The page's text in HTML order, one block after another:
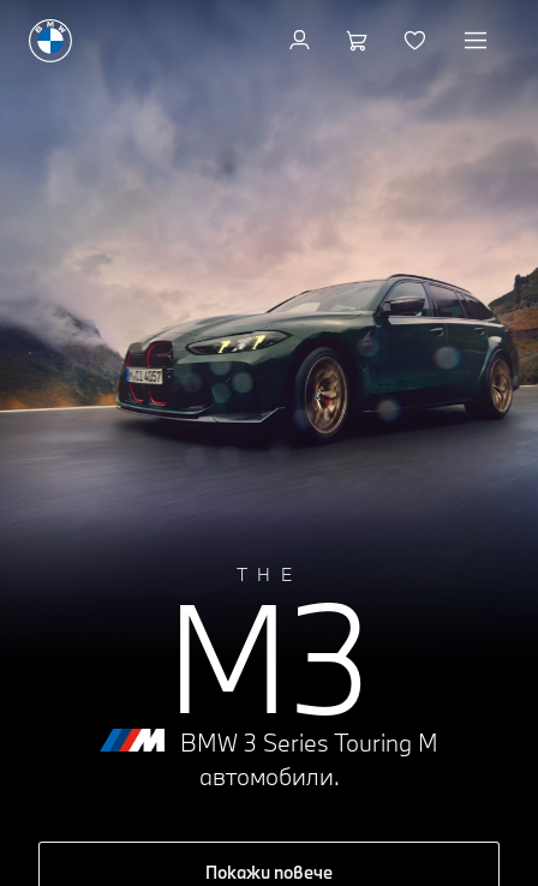
THE
M3
BMW 3 Series Touring М
автомобили.
Покажи повече